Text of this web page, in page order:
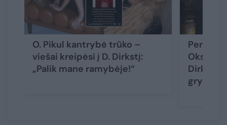
O. Pikul kantrybė trūko –
viešai kreipėsi į D. Dirkstį:
„Palik mane ramybėje!“
Oksaną
Dirkstys
grybas“